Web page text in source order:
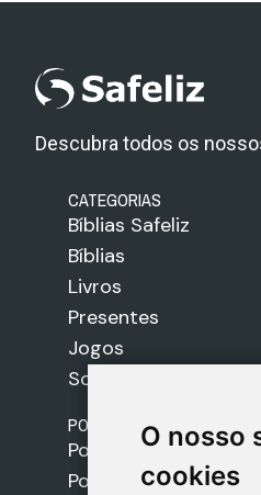
O nosso
cookies
O nosso
cookies
Descubra todos os
CATEGORIAS
Bíblias Safeliz
Bíblias
Livros
Presentes
Jogos
Sobre nós
POLÍTICAS
Política de Envios
Política de Cookies